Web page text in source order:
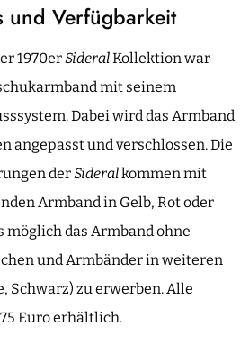
und Verfügbarkeit
1970erSideralKollektion war
mit seinem
Dabei wird das Armband
angepasst und verschlossen. Die
derSideralkommen mit
Armband in Gelb, Rot oder
möglich das Armband ohne
und Armbänder in weiteren
Schwarz) zu erwerben. Alle
Euro erhältlich.